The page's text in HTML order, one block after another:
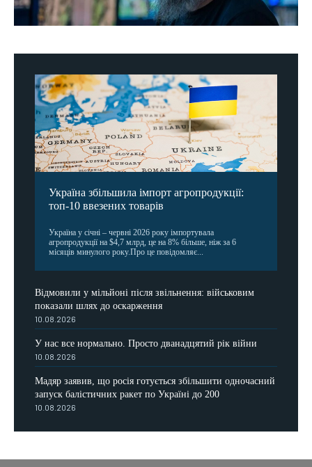
Україна збільшила імпорт агропродукції:
топ-10 ввезених товарів
Україна у січні – червні 2026 року імпортувала
агропродукції на $4,7 млрд, це на 8% більше, ніж за 6
місяців минулого року.Про це повідомляє...
Відмовили у мільйоні після звільнення: військовим
показали шлях до оскарження
10.08.2026
У нас все нормально. Просто дванадцятий рік війни
10.08.2026
Мадяр заявив, що росія готується збільшити одночасний
запуск балістичних ракет по Україні до 200
10.08.2026